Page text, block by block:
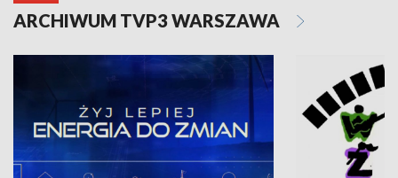
ARCHIWUM TVP3 WARSZAWA